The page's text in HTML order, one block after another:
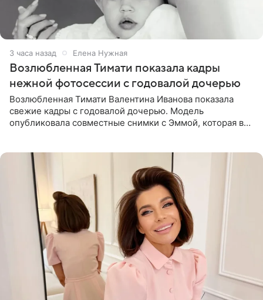
3 часа назад Елена Нужная
Возлюбленная Тимати показала кадры
нежной фотосессии с годовалой дочерью
Возлюбленная Тимати Валентина Иванова показала
свежие кадры с годовалой дочерью. Модель
опубликовала совместные снимки с Эммой, которая в